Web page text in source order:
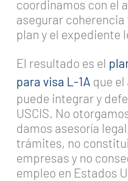
coordinamos con el
asegurar
plan y el expediente
El resultado es el
para visa L-1A que el
puede integrar y
USCIS. No
damos asesoría
trámites, no
empresas y no
empleo en Estados